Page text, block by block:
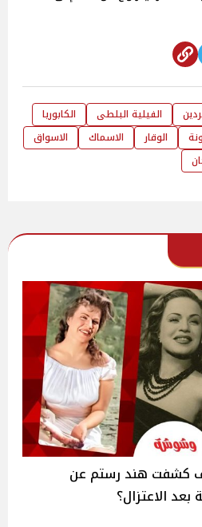
الفيلية البلطى
الكابوريا
الوقار الاسماك
الاسواق
كشفت هند رستم عن
الاعتزال؟